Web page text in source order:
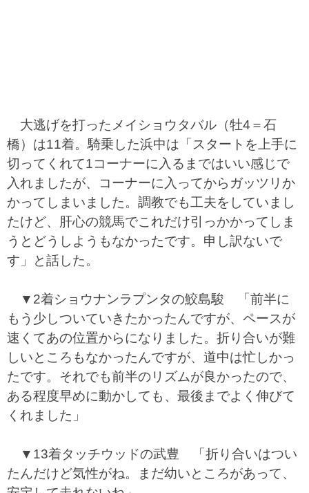
大逃げを打ったメイショウタバル（牡4＝石
橋）は11着。騎乗した浜中は「スタートを上手に
切ってくれて1コーナーに入るまではいい感じで
入れましたが、コーナーに入ってからガッツリか
かってしまいました。調教でも工夫をしていまし
たけど、肝心の競馬でこれだけ引っかかってしま
うとどうしようもなかったです。申し訳ないで
す」と話した。
▼2着ショウナンラプンタの鮫島駿 「前半に
もう少しついていきたかったんですが、ペースが
速くてあの位置からになりました。折り合いが難
しいところもなかったんですが、道中は忙しかっ
たです。それでも前半のリズムが良かったので、
ある程度早めに動かしても、最後までよく伸びて
くれました」
▼13着タッチウッドの武豊 「折り合いはつい
たんだけど気性がね。まだ幼いところがあって、